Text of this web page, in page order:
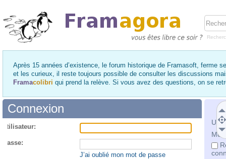
Après 15 années d’existence, le forum historique de Framasoft, ferme
et les curieux, il reste toujours possible de consulter les discussions
Framacolibri qui prend la relève. Si vous avez des questions, on se
Mot
Connexion
passe:
J’ai oublié mon mot de passe